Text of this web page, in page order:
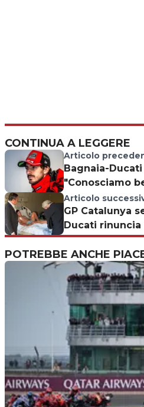
CONTINUA A LEGGERE
Articolo
Bagnaia-
"Conosciamo
Articolo
GP Catalunya
Ducati
tutto su
POTREBBE ANCHE